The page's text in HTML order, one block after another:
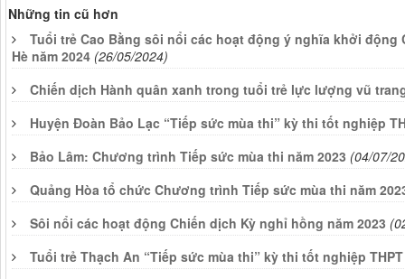
Những tin cũ hơn
Tuổi trẻ Cao Bằng sôi nổi các hoạt động ý nghĩa khởi
Hè năm 2024 (26/05/2024)
Chiến dịch Hành quân xanh trong tuổi trẻ lực lượng vũ
Huyện Đoàn Bảo Lạc “Tiếp sức mùa thi” kỳ thi tốt nghiệp
Bảo Lâm: Chương trình Tiếp sức mùa thi năm 2023 (04/07/
Quảng Hòa tổ chức Chương trình Tiếp sức mùa thi năm
Sôi nổi các hoạt động Chiến dịch Kỳ nghỉ hồng năm 2023
Tuổi trẻ Thạch An “Tiếp sức mùa thi” kỳ thi tốt nghiệp THPT